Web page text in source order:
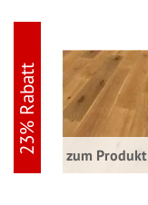
zum Produkt
23% Rabatt